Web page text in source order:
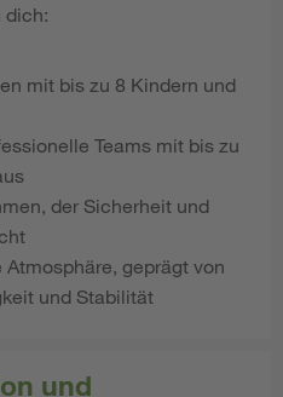
dich:
mit bis zu 8 Kindern und
Teams mit bis zu
der Sicherheit und
geprägt von
und Stabilität
und